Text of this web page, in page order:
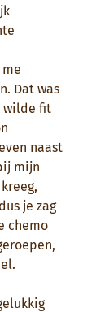
Dat was
wilde fit
naast
mijn
je zag
chemo